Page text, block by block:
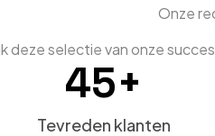
Onze
deze selectie van onze
45+
Tevreden klanten